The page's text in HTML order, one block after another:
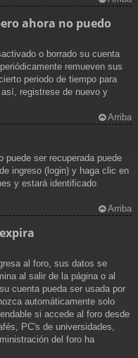
ahora no puedo
o borrado su cuenta
remueven sus
periodo de tiempo para
registrese de nuevo y
Arriba
puede ser recuperada puede
ingreso (login) y haga clic en
y estará identificado
Arriba
al foro, sus datos se
al salir de la página o al
cuenta pueda ser usada por
automáticamente solo
si accede al foro desde
PC's de universidades,
del foro ha